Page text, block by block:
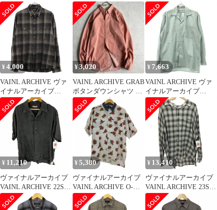
ックシャツ バンドカラ
ー 長袖 222019 ウール
茶 ブラウン M
21AW BSS SHIRTS ウ
ールオープンカラーシ
ャツ VAS21020 グレー
GRAB-SH-D DYED シ
ャツ メンズ import：L
¥ 4,000
VAINL ARCHIVE ヴァ
イナルアーカイブ
18AW BBN SHIRTS チ
ェックシャツ ミックス
サイズ不明
¥3,020
VAINL ARCHIVE GRAB
ボタンダウンシャツ ピ
ンク M
¥ 7,663
VAINL ARCHIVE ヴァ
イナルアーカイブ
×INDIVIDUALIZED×S
HIRTS SHIPS JET
BLUE 17SSチェック柄
オープンカラーシャツ
ライトブルー M
¥ 11,210
ヴァイナルアーカイブ
VAINL ARCHIVE 22SS
オープンカラーシルク
シャツ メンズ JPN：M
¥ 5,380
ヴァイナルアーカイブ
VAINL ARCHIVE O-
ROSE-S オープンカラ
¥ 13,410
ヴァイナルアーカイブ
VAINL ARCHIVE 23SS
日本製 SLANT-SH-LS
オンブレチェック メン